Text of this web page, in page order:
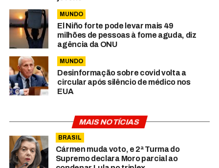
MUNDO
El Niño forte pode levar mais 49
milhões de pessoas à fome aguda, diz
agência da ONU
MUNDO
Desinformação sobre covid volta a
circular após silêncio de médico nos
EUA
MAIS NOTÍCIAS
BRASIL
Cármen muda voto, e 2ª Turma do
Supremo declara Moro parcial ao